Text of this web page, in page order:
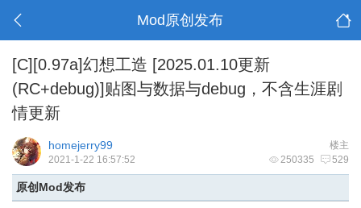
Mod原创发布
[C][0.97a]幻想工造 [2025.01.10更新
(RC+debug)]贴图与数据与debug，不含生涯剧
情更新
楼主
homejerry99
250335 529
2021-1-22 16:57:52
原创Mod发布